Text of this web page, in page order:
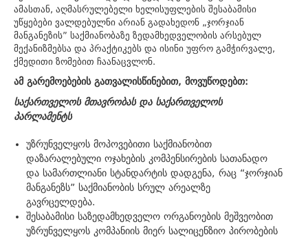
ამასთან, აღმასრულებელი ხელისუფლების შესაბამისი
უწყებები ვალდებულნი არიან გადახედონ „ჯორჯიან
მანგანეზის” საქმიანობაზე ზედამხედველობის არსებულ
მექანიზმებსა და პრაქტიკებს და ისინი უფრო გამჭირვალე,
ქმედითი ზომებით ჩაანაცვლონ.
ამ გარემოებების გათვალისწინებით, მოვუწოდებთ:
საქართველოს მთავრობას და საქართველოს
პარლამენტს
უზრუნველყოს მოპოვებითი საქმიანობით
დაზარალებული ოჯახების კომპენსირების სათანადო
და სამართლიანი სტანდარტის დადგენა, რაც “ჯორჯიან
მანგანეზს” საქმიანობის სრულ არეალზე
გავრცელდება.
შესაბამისი საზედამხედველო ორგანოების მეშვეობით
უზრუნველყოს კომპანიის მიერ სალიცენზიო პირობების